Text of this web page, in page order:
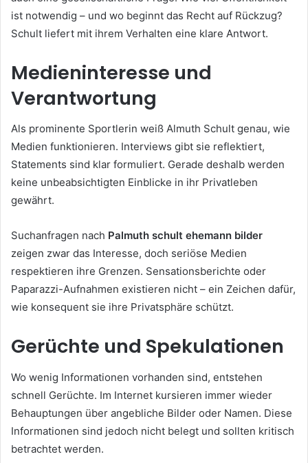
ist notwendig – und wo beginnt das Recht auf Rückzug?
Schult liefert mit ihrem Verhalten eine klare Antwort.
Medieninteresse und
Verantwortung
Als prominente Sportlerin weiß Almuth Schult genau, wie
Medien funktionieren. Interviews gibt sie reflektiert,
Statements sind klar formuliert. Gerade deshalb werden
keine unbeabsichtigten Einblicke in ihr Privatleben
gewährt.
Suchanfragen nach Palmuth schult ehemann bilder
zeigen zwar das Interesse, doch seriöse Medien
respektieren ihre Grenzen. Sensationsberichte oder
Paparazzi-Aufnahmen existieren nicht – ein Zeichen dafür,
wie konsequent sie ihre Privatsphäre schützt.
Gerüchte und Spekulationen
Wo wenig Informationen vorhanden sind, entstehen
schnell Gerüchte. Im Internet kursieren immer wieder
Behauptungen über angebliche Bilder oder Namen. Diese
Informationen sind jedoch nicht belegt und sollten kritisch
betrachtet werden.